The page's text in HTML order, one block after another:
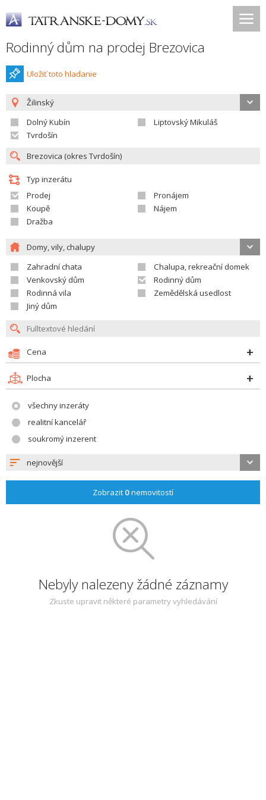
Rodinný dům na prodej Brezovica
Uložiť toto hladanie
Žilinský
Dolný Kubín
Liptovský Mikuláš
Tvrdošín
Typ inzerátu
Prodej
Pronájem
Koupě
Nájem
Dražba
Domy, vily, chalupy
Zahradní chata
Chalupa, rekreační domek
Venkovský dům
Rodinný dům
Rodinná vila
Zemědělská usedlost
Jiný dům
Cena
Plocha
všechny inzeráty
realitní kancelář
soukromý inzerent
nejnovější
Zobrazit 0nemovitostí
Nebyly nalezeny žádné záznamy
Zkuste upravit některé parametry vyhledávání